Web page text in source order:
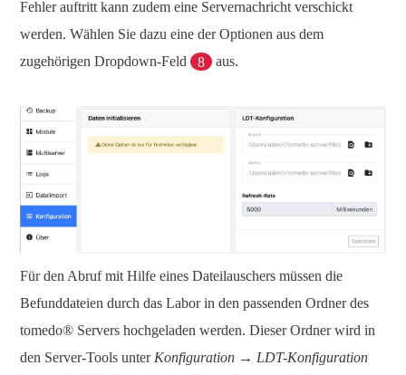
Fehler auftritt kann zudem eine Servernachricht verschickt
werden. Wählen Sie dazu eine der Optionen aus dem
zugehörigen Dropdown-Feld
8 aus.
Für den Abruf mit Hilfe eines Dateilauschers müssen die
Befunddateien durch das Labor in den passenden Ordner des
tomedo® Servers hochgeladen werden. Dieser Ordner wird in
den Server-Tools unter Konfiguration → LDT-Konfiguration